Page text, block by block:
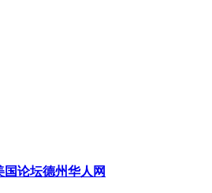
国论坛德州华人网